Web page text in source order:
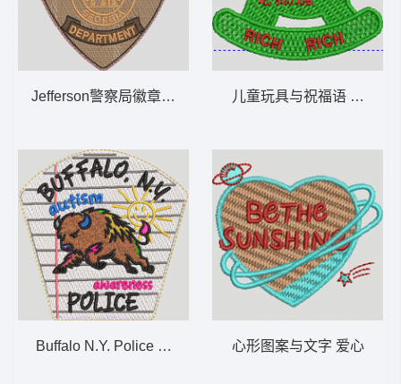
Jefferson警察局徽章 JEFFERSON POLICE DEP
Buffalo N.Y. Police Autism Awareness Pat
儿童玩具与祝福语 小马
心形图案与文字 爱心